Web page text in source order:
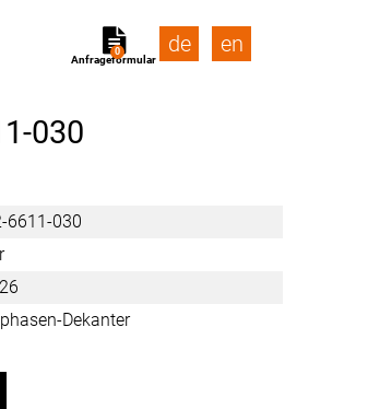
Anfrageformular
0 de en
030
6611-030
Dekanter